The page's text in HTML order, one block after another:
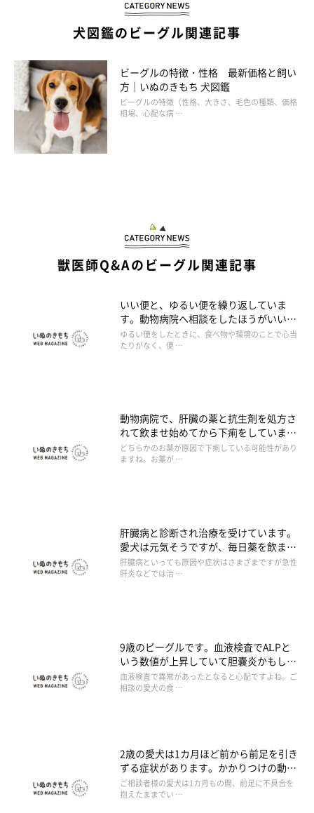
犬図鑑のビーグル関連記事
ビーグルの特徴・性格 最新価格と飼い
方｜いぬのきもち 犬図鑑
ビーグルの特徴（性格、大きさ、毛色の種類、価格
相場、心配な病 …
獣医師Q&Aのビーグル関連記事
いい便と、ゆるい便を繰り返していま
す。動物病院へ相談をしたほうがいいで
しょうか。
ゆるい便をしたときに、食べ物や環境のことで心当
たりがなく、便 …
動物病院で、肝臓の薬と抗生剤を処方さ
れて飲ませ始めてから下痢をしていま
す。
どちらかのお薬が原因で下痢している可能性があり
ますね。お薬が …
肝臓病と診断され治療を受けています。
愛犬は元気そうですが、毎日薬を飲まな
くてはならず、見ている飼い主のほうが
辛いです。肝臓病は治るのでしょうか。
肝臓病といっても原因や症状はさまざまですが急性
肝炎などでは治 …
9歳のビーグルです。血液検査でALPと
いう数値が上昇していて胆嚢炎かもしれ
ないといわれました。1カ月後に再検査
ということなのですが、心配です。
血液検査で異常があったとなると心配ですよね。ご
相談の愛犬の食 …
2歳の愛犬は1カ月ほど前から前足を引き
ずる症状があります。かかりつけの動物
病院では原因がわからないと言われまし
た。別の動物病院で一度診てもらったほ
ご相談者様の愛犬は1カ月もの間、前足に不具合を
抱えたままでい …